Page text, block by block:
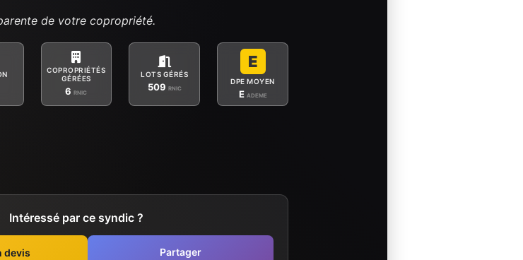
de votre copropriété.
COPROPRIÉTÉS
GÉRÉES
6RNIC
LOTS GÉRÉS
509 RNIC
E
DPE MOYEN
E ADEME
Intéressé par ce syndic ?
devis Partager